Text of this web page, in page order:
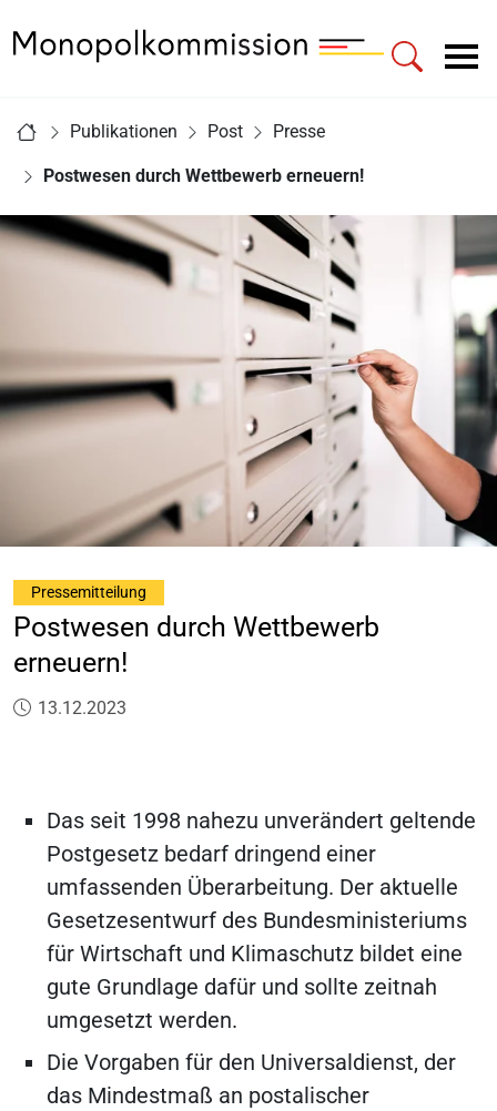
Publikationen Post Presse
Postwesen durch Wettbewerb erneuern!
Postwesen durch Wettbewerb
erneuern!
Veröffentlicht am:
13.12.2023
Pressemitteilung
Das seit 1998 nahezu unverändert geltende
Postgesetz bedarf dringend einer
umfassenden Überarbeitung. Der aktuelle
Gesetzesentwurf des Bundesministeriums
für Wirtschaft und Klimaschutz bildet eine
gute Grundlage dafür und sollte zeitnah
umgesetzt werden.
Die Vorgaben für den Universaldienst, der
das Mindestmaß an postalischer